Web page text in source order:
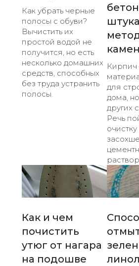
Как убрать черные
полосы с обуви?
Вычистить их
простой водой не
получится, но есть
несколько домашних
средств, способных
без труда устранить
полосы.
Кирпич
для
дома,
других
Речь
Как и чем
почистить
утюг от нагара
на подошве